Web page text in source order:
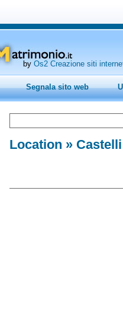
by Os2 Creazione siti
Segnala sito web
Location » Castelli